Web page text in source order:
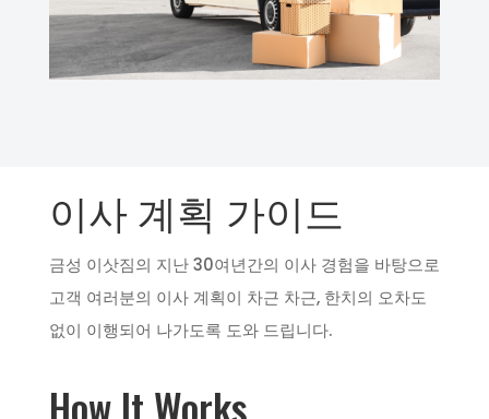
이사 계획 가이드
금성 이삿짐의 지난 30여년간의 이사 경험을 바탕으로
고객 여러분의 이사 계획이 차근 차근, 한치의 오차도
없이 이행되어 나가도록 도와 드립니다.
How It Works